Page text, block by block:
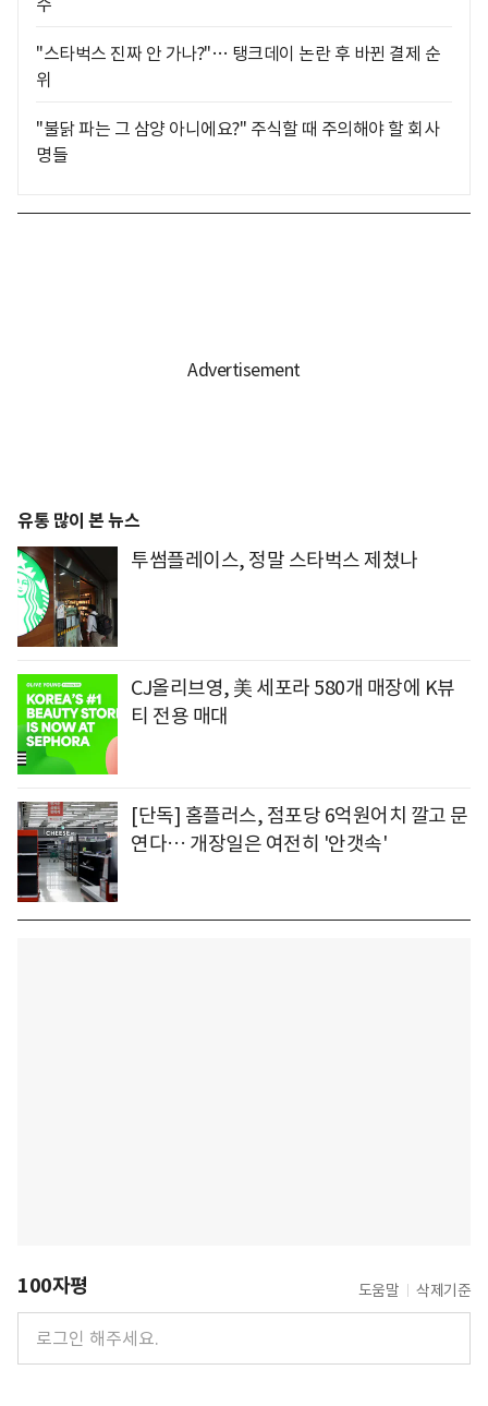
수
"스타벅스 진짜 안 가나?"… 탱크데이 논란 후 바뀐 결제 순
위
"불닭 파는 그 삼양 아니에요?" 주식할 때 주의해야 할 회사
명들
유통 많이 본 뉴스
투썸플레이스, 정말 스타벅스 제쳤나
CJ올리브영, 美 세포라 580개 매장에 K뷰
티 전용 매대
[단독] 홈플러스, 점포당 6억원어치 깔고 문
연다… 개장일은 여전히 '안갯속'
100자평 도움말 삭제기준